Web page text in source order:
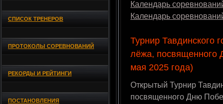
СПИСОК ТРЕНЕРОВ
ПРОТОКОЛЫ СОРЕВНОВАНИЙ
РЕКОРДЫ И РЕЙТИНГИ
ПОСТАНОВЛЕНИЯ
Календарь
Календарь
Турнир Тавдинского
лёжа, посвященного
мая 2025 года)
Открытый Турнир
посвященного Дню